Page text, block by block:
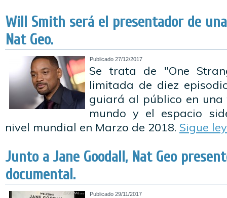
Will Smith será el presentador de
Nat Geo.
Publicado 27/12/2017
Se trata de "One
limitada de diez
guiará al público en
mundo y el espacio
nivel mundial en Marzo de 2018. Sigue
Junto a Jane Goodall, Nat Geo
documental.
Publicado 29/11/2017